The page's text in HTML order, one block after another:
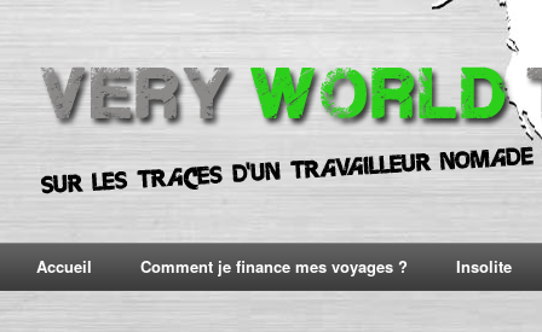
Accueil Comment je finance mes voyages ? Insolite